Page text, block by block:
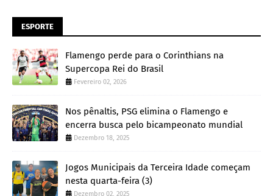
ESPORTE
Flamengo perde para o Corinthians na
Supercopa Rei do Brasil
Fevereiro 02, 2026
Nos pênaltis, PSG elimina o Flamengo e
encerra busca pelo bicampeonato mundial
Dezembro 18, 2025
Jogos Municipais da Terceira Idade começam
nesta quarta-feira (3)
Dezembro 02, 2025